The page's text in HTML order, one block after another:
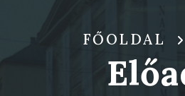
FŐOLDAL